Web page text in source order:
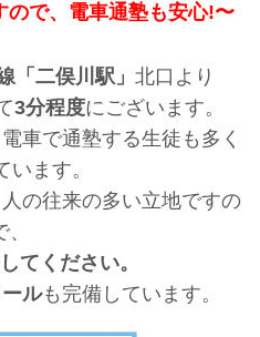
ので、電車通塾も安心!〜
「二俣川駅」 北口より
3分程度にございます。
車で通塾する生徒も多く
います。
の往来の多い立地ですの
、
てください。
ルも完備しています。